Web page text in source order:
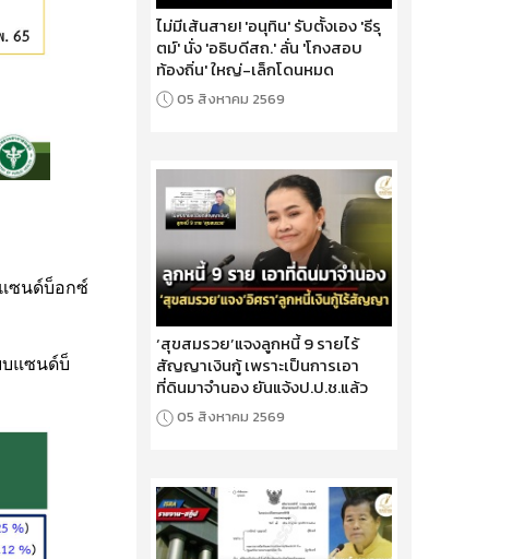
แซนด์บ็อกซ์
บแซนด์บ็
ไม่มีเส้นสาย! 'อนุทิน' รับตั้งเอง 'ธีรุ
ตม์' นั่ง 'อธิบดีสถ.' ลั่น 'โกงสอบ
ท้องถิ่น' ใหญ่-เล็กโดนหมด
05 สิงหาคม 2569
‘สุขสมรวย’แจงลูกหนี้ 9 รายไร้
สัญญาเงินกู้ เพราะเป็นการเอา
ที่ดินมาจำนอง ยันแจ้งป.ป.ช.แล้ว
05 สิงหาคม 2569